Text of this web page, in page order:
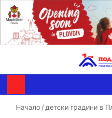
Начало / детски градини в